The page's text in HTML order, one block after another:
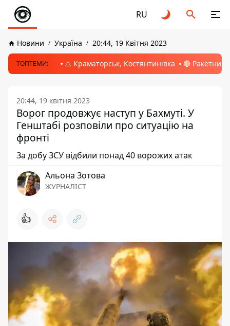
RU
Новини Україна 20:44, 19 Квітня 2023
ТОПТЕМИ: ⚠️ Краматорськ, Костянтинівка 🔴 Ракетний
20:44, 19 квітня 2023
Ворог продовжує наступ у Бахмуті. У
Генштабі розповіли про ситуацію на
фронті
За добу ЗСУ відбили понад 40 ворожих атак
Альона Зотова
ЖУРНАЛІСТ
👍